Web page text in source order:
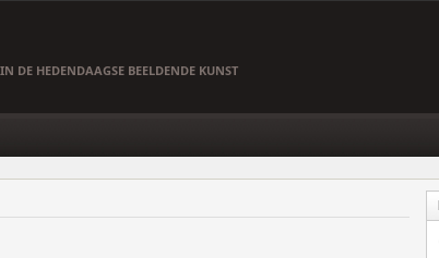
DE HEDENDAAGSE BEELDENDE KUNST